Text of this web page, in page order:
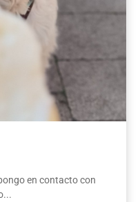
en contacto con